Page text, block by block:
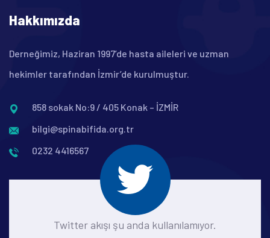
Hakkımızda
Derneğimiz, Haziran 1997’de hasta aileleri ve uzman
hekimler tarafından İzmir’de kurulmuştur.
858 sokak No:9 / 405 Konak – İZMİR
bilgi@spinabifida.org.tr
0232 4416567
Twitter akışı şu anda kullanılamıyor.